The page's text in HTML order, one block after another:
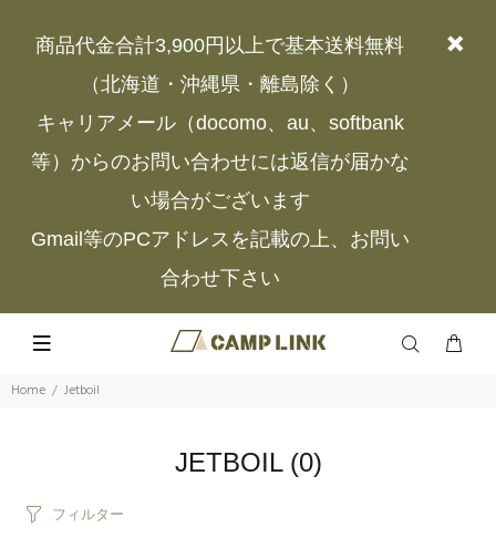
商品代金合計3,900円以上で基本送料無料
（北海道・沖縄県・離島除く）
キャリアメール（docomo、au、softbank
等）からのお問い合わせには返信が届かな
い場合がございます
Gmail等のPCアドレスを記載の上、お問い
合わせ下さい
Home Jetboil
JETBOIL (0)
フィルター